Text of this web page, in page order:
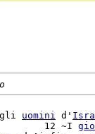
uomini d'
12 ~I